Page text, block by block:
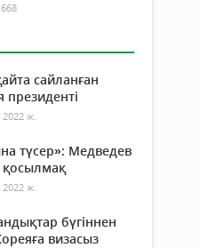
сайланған
2022 ж.
түсер»: Медведев
2022 ж.
бүгіннен
визасыз